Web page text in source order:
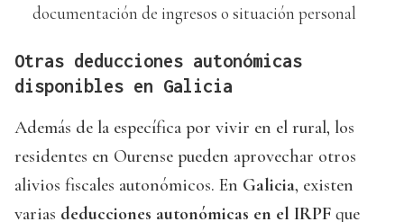
documentación de ingresos o situación personal
Otras deducciones autonómicas
disponibles en Galicia
Además de la específica por vivir en el rural, los
residentes en Ourense pueden aprovechar otros
alivios fiscales autonómicos. En Galicia, existen
varias deducciones autonómicas en el IRPF que